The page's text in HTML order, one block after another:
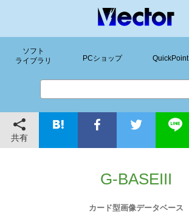
ソフト
ライブラリ
PCショップ QuickPoint
共有
G-BASEIII
カード型画像データベース